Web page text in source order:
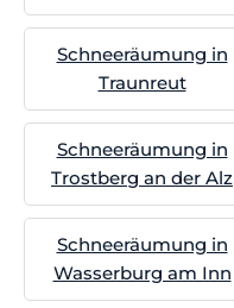
Schneeräumung in
Traunreut
Schneeräumung in
Trostberg an der Alz
Schneeräumung in
Wasserburg am Inn